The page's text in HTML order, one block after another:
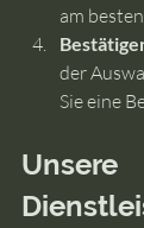
am
der
Sie eine
Unsere